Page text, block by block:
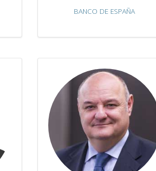
BANCO DE ESPAÑA